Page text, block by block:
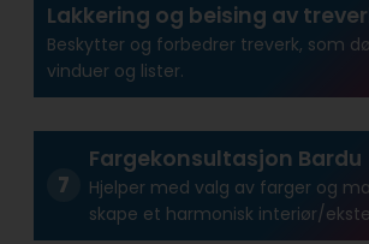
Lakkering og beising av
Beskytter og forbedrer treverk, som
vinduer og lister.
Fargekonsultasjon Bardu
Hjelper med valg av farger og
skape et harmonisk interiør/